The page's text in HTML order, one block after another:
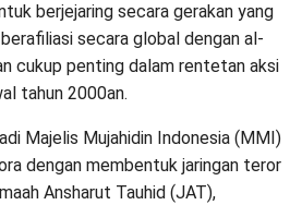
berjejaring secara gerakan yang
secara global dengan al-
cukup penting dalam rentetan aksi
tahun 2000an.
Majelis Mujahidin Indonesia (MMI)
dengan membentuk jaringan teror
Ansharut Tauhid (JAT),